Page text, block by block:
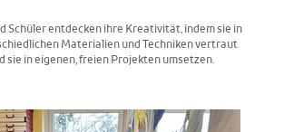
Schüler entdecken ihre Kreativität, indem sie in
Materialien und Techniken vertraut
sie in eigenen, freien Projekten umsetzen.